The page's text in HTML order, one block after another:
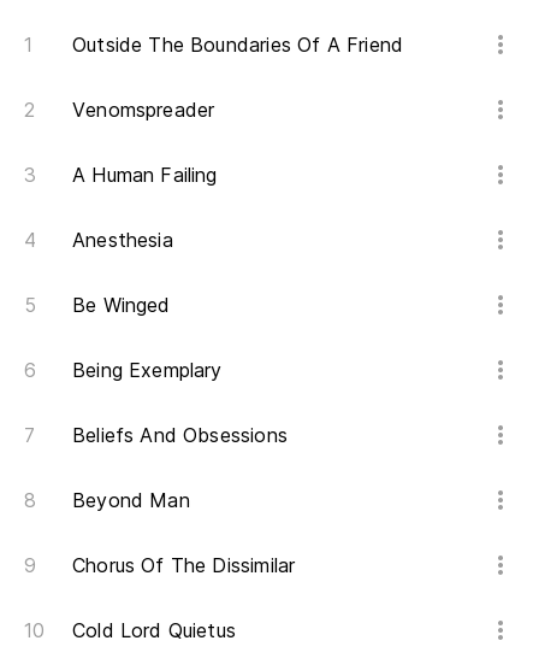
Outside The Boundaries Of A Friend
Venomspreader
A Human Failing
Anesthesia
Be Winged
Being Exemplary
Beliefs And Obsessions
Beyond Man
Chorus Of The Dissimilar
Cold Lord Quietus